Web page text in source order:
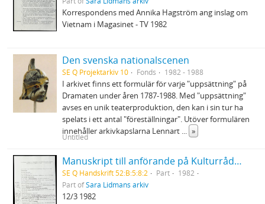
Korrespondens med Annika Hagström ang inslag om
Vietnam i Magasinet - TV 1982
Den svenska nationalscenen
SE Q Projektarkiv 10 Fonds 1982 - 1988
I arkivet finns ett formulär för varje "uppsättning" på
Dramaten under åren 1787-1988. Med "uppsättning"
avses en unik teaterproduktion, den kan i sin tur ha
spelats i ett antal "föreställningar". Utöver formulären
innehåller arkivkapslarna Lennart ... »
Untitled
Manuskript till anförande på Kulturrådets och skolöverstyrelsens konferens om svenskämnets ställning i skolan
SE Q Handskrift 52:B:5:8:2 Part
1982
Part ofSara Lidmans arkiv
12/3 1982